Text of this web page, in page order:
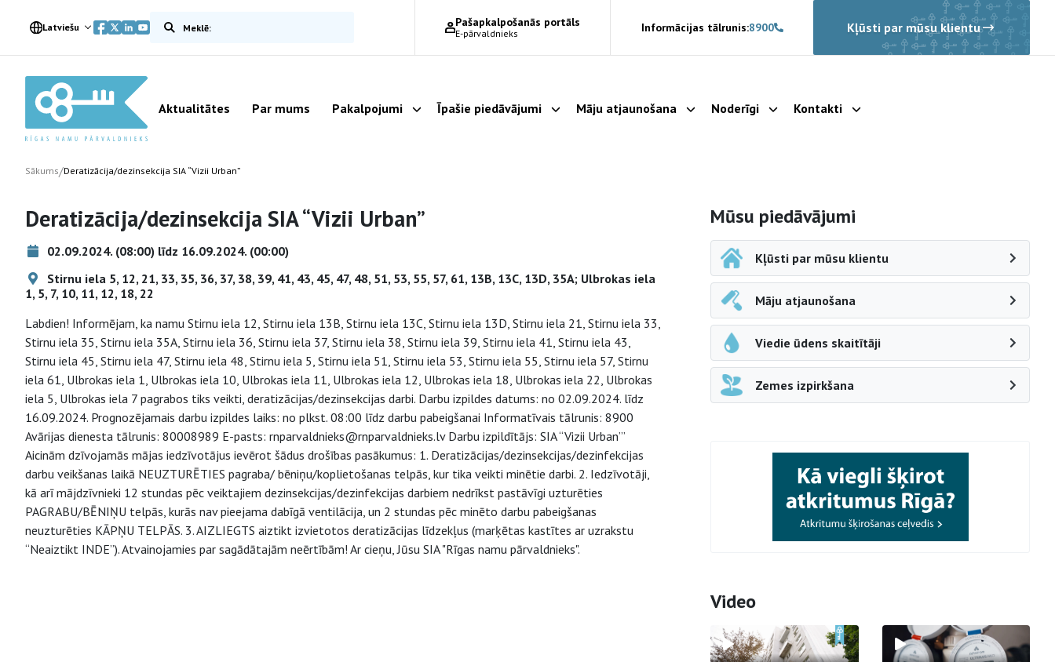
Latviešu Meklēt vietnē Pašapkalpošanās portāls
E-pārvaldnieks Informācijas tālrunis:8900 Kļūsti par mūsu klientu
Aktualitātes Par mums Pakalpojumi Parādīt apakšizvēlni
Īpašie piedāvājumi Parādīt apakšizvēlni
Māju atjaunošana Parādīt apakšizvēlni
Noderīgi Parādīt apakšizvēlni
Kontakti Parādīt apakšizvēlni
Sākums/Deratizācija/dezinsekcija SIA “Vizii Urban”
Deratizācija/dezinsekcija SIA “Vizii Urban”
02.09.2024. (08:00) līdz 16.09.2024. (00:00)
Stirnu iela 5, 12, 21, 33, 35, 36, 37, 38, 39, 41, 43, 45, 47, 48, 51, 53, 55, 57, 61, 13B, 13C, 13D, 35A; Ulbrokas iela
1, 5, 7, 10, 11, 12, 18, 22
Labdien! Informējam, ka namu Stirnu iela 12, Stirnu iela 13B, Stirnu iela 13C, Stirnu iela 13D, Stirnu iela 21, Stirnu iela 33,
Stirnu iela 35, Stirnu iela 35A, Stirnu iela 36, Stirnu iela 37, Stirnu iela 38, Stirnu iela 39, Stirnu iela 41, Stirnu iela 43,
Stirnu iela 45, Stirnu iela 47, Stirnu iela 48, Stirnu iela 5, Stirnu iela 51, Stirnu iela 53, Stirnu iela 55, Stirnu iela 57, Stirnu
iela 61, Ulbrokas iela 1, Ulbrokas iela 10, Ulbrokas iela 11, Ulbrokas iela 12, Ulbrokas iela 18, Ulbrokas iela 22, Ulbrokas
iela 5, Ulbrokas iela 7 pagrabos tiks veikti, deratizācijas/dezinsekcijas darbi. Darbu izpildes datums: no 02.09.2024. līdz
16.09.2024. Prognozējamais darbu izpildes laiks: no plkst. 08:00 līdz darbu pabeigšanai Informatīvais tālrunis: 8900
Avārijas dienesta tālrunis: 80008989 E-pasts: rnparvaldnieks@rnparvaldnieks.lv Darbu izpildītājs: SIA “Vizii Urban”’
Aicinām dzīvojamās mājas iedzīvotājus ievērot šādus drošības pasākumus: 1. Deratizācijas/dezinsekcijas/dezinfekcijas
darbu veikšanas laikā NEUZTURĒTIES pagraba/ bēniņu/koplietošanas telpās, kur tika veikti minētie darbi. 2. Iedzīvotāji,
kā arī mājdzīvnieki 12 stundas pēc veiktajiem dezinsekcijas/dezinfekcijas darbiem nedrīkst pastāvīgi uzturēties
PAGRABU/BĒNIŅU telpās, kurās nav pieejama dabīgā ventilācija, un 2 stundas pēc minēto darbu pabeigšanas
neuzturēties KĀPŅU TELPĀS. 3. AIZLIEGTS aiztikt izvietotos deratizācijas līdzekļus (marķētas kastītes ar uzrakstu
“Neaiztikt INDE”). Atvainojamies par sagādātajām neērtībām! Ar cieņu, Jūsu SIA "Rīgas namu pārvaldnieks".
Sāna navigācija
Mūsu piedāvājumi
Kļūsti par mūsu klientu
Māju atjaunošana
Viedie ūdens skaitītāji
Zemes izpirkšana
Video